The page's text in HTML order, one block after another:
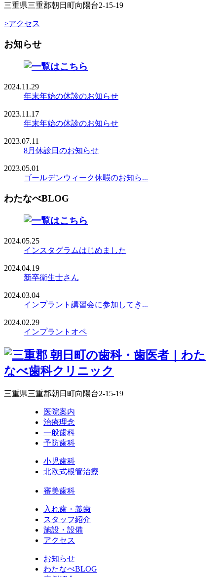
三重県三重郡朝日町向陽台2-15-19
>アクセス
お知らせ
2024.11.29
年末年始の休診のお知らせ
2023.11.17
年末年始の休診のお知らせ
2023.07.11
8月休診日のお知らせ
2023.05.01
ゴールデンウィーク休暇のお知ら...
わたなべBLOG
2024.05.25
インスタグラムはじめました
2024.04.19
新卒衛生士さん
2024.03.04
インプラント講習会に参加してき...
2024.02.29
インプラントオペ
三重県三重郡朝日町向陽台2-15-19
医院案内
治療理念
一般歯科
予防歯科
小児歯科
北欧式根管治療
審美歯科
入れ歯・義歯
スタッフ紹介
施設・設備
アクセス
お知らせ
わたなべBLOG